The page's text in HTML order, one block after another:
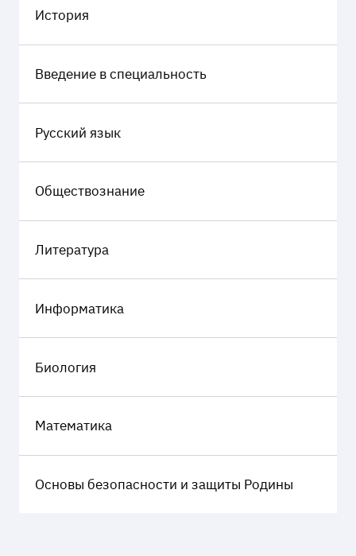
История
Введение в специальность
Русский язык
Обществознание
Литература
Информатика
Биология
Математика
Основы безопасности и защиты Родины